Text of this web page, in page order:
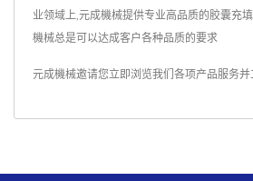
业领域上,元成機械提供专业高品质的胶囊充
機械总是可以达成客户各种品质的要求
元成機械邀请您立即浏览我们各项产品服务并